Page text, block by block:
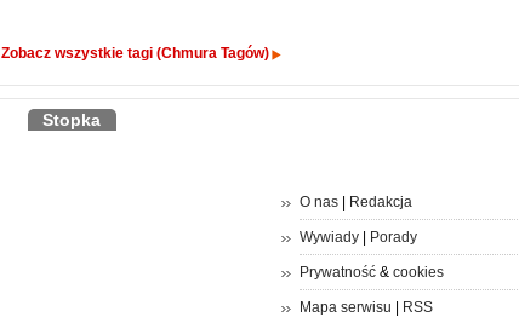
Zobacz wszystkie tagi (Chmura Tagów)
Stopka
O nas| Redakcja
Wywiady| Porady
Prywatność& cookies
Mapa serwisu RSS